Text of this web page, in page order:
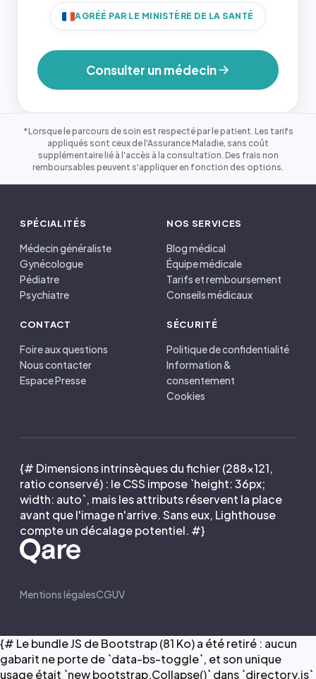
AGRÉÉ PAR LE MINISTÈRE DE LA SANTÉ
Consulter un médecin
*Lorsque le parcours de soin est respecté par le patient. Les tarifs
appliqués sont ceux de l'Assurance Maladie, sans coût
supplémentaire lié à l'accès à la consultation. Des frais non
remboursables peuvent s'appliquer en fonction des options.
SPÉCIALITÉS
Médecin généraliste
Gynécologue
Pédiatre
Psychiatre
NOS SERVICES
Blog médical
Équipe médicale
Tarifs et remboursement
Conseils médicaux
CONTACT
Foire aux questions
Nous contacter
Espace Presse
SÉCURITÉ
Politique de confidentialité
Information &
consentement
Cookies
{# Dimensions intrinsèques du fichier (288×121,
ratio conservé) : le CSS impose `height: 36px;
width: auto`, mais les attributs réservent la place
avant que l'image n'arrive. Sans eux, Lighthouse
compte un décalage potentiel. #}
Mentions légalesCGUV
{# Le bundle JS de Bootstrap (81 Ko) a été retiré : aucun
gabarit ne porte de `data-bs-toggle`, et son unique
usage était `new bootstrap.Collapse()` dans `directory.js`